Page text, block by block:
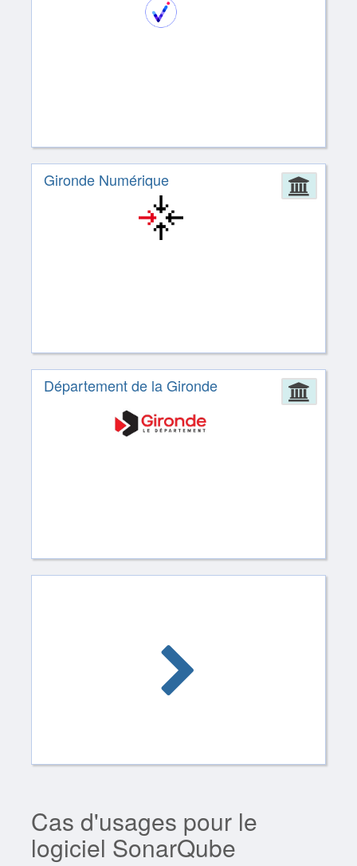
Gironde Numérique
Département de la Gironde
Cas d'usages pour le
logiciel SonarQube